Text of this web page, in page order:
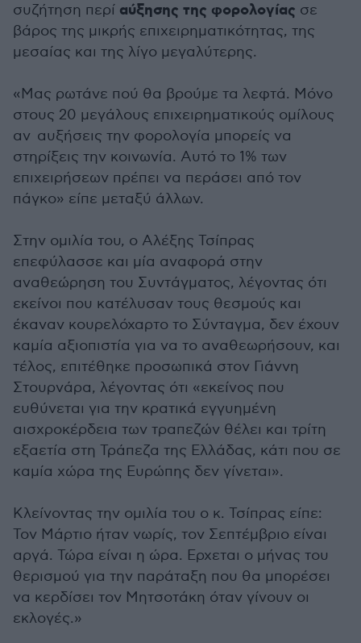
συζήτηση περί αύξησης της φορολογίας σε
βάρος της μικρής επιχειρηματικότητας, της
μεσαίας και της λίγο μεγαλύτερης.
«Μας ρωτάνε πού θα βρούμε τα λεφτά. Μόνο
στους 20 μεγάλους επιχειρηματικούς ομίλους
αν αυξήσεις την φορολογία μπορείς να
στηρίξεις την κοινωνία. Αυτό το 1% των
επιχειρήσεων πρέπει να περάσει από τον
πάγκο» είπε μεταξύ άλλων.
Στην ομιλία του, ο Αλέξης Τσίπρας
επεφύλασσε και μία αναφορά στην
αναθεώρηση του Συντάγματος, λέγοντας ότι
εκείνοι που κατέλυσαν τους θεσμούς και
έκαναν κουρελόχαρτο το Σύνταγμα, δεν έχουν
καμία αξιοπιστία για να το αναθεωρήσουν, και
τέλος, επιτέθηκε προσωπικά στον Γιάννη
Στουρνάρα, λέγοντας ότι «εκείνος που
ευθύνεται για την κρατικά εγγυημένη
αισχροκέρδεια των τραπεζών θέλει και τρίτη
εξαετία στη Τράπεζα της Ελλάδας, κάτι που σε
καμία χώρα της Ευρώπης δεν γίνεται».
Κλείνοντας την ομιλία του ο κ. Τσίπρας είπε:
Τον Μάρτιο ήταν νωρίς, τον Σεπτέμβριο είναι
αργά. Τώρα είναι η ώρα. Ερχεται ο μήνας του
θερισμού για την παράταξη που θα μπορέσει
να κερδίσει τον Μητσοτάκη όταν γίνουν οι
εκλογές.»